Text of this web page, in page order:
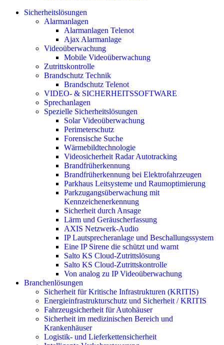
Sicherheitslösungen
Alarmanlagen
Alarmanlagen Telenot
Ajax Alarmanlage
Videoüberwachung
Mobile Videoüberwachung
Zutrittskontrolle
Brandschutz Technik
Brandschutz Telenot
VIDEO- & SICHERHEITSSOFTWARE
Sprechanlagen
Spezielle Sicherheitslösungen
Solar Videoüberwachung
Perimeterschutz
Forensische Suche
Wärmebildtechnologie
Videosicherheit Radar Autotracking​
Brandfrüherkennung
Brandfrüherkennung bei Elektrofahrzeugen
Parkhaus Leitsysteme und Raumoptimierung
Parkzugangsüberwachung mit
Kennzeichenerkennung
Sicherheit durch Ansage
Lärm und Geräuscherfassung
AXIS Netzwerk-Audio
IP Lautsprecheranlage und Beschallungssystem
Eine IP Sirene die schützt und warnt
Salto KS Cloud-Zutrittslösung
Salto KS Cloud-Zutrittskontrolle
Von analog zu IP Videoüberwachung
Branchenlösungen
Sicherheit für Kritische Infrastrukturen (KRITIS)
Energieinfrastrukturschutz und Sicherheit / KRITIS
Fahrzeugsicherheit für Autohäuser
Sicherheit im medizinischen Bereich und
Krankenhäuser
Logistik- und Lieferkettensicherheit